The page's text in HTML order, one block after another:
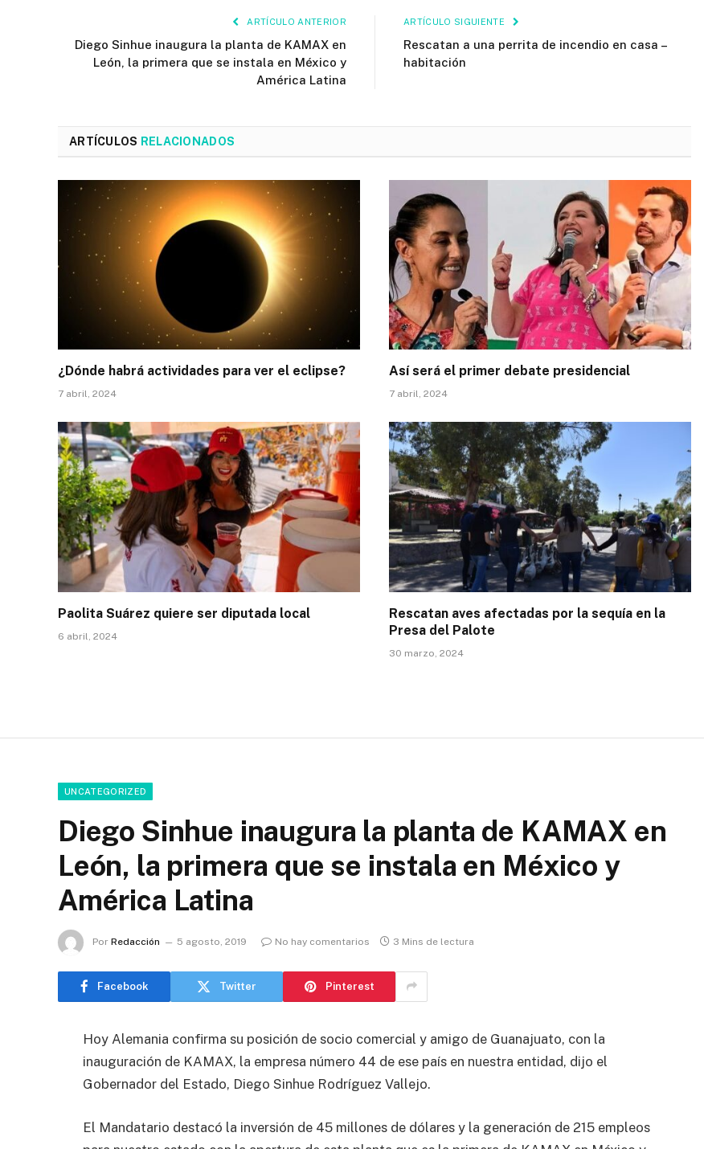
ARTÍCULO ANTERIOR
Diego Sinhue inaugura la planta de KAMAX en
León, la primera que se instala en México y
América Latina
ARTÍCULO SIGUIENTE
Rescatan a una perrita de incendio en casa –
habitación
ARTÍCULOS RELACIONADOS
¿Dónde habrá actividades para ver el eclipse?
7 abril, 2024
Así será el primer debate presidencial
7 abril, 2024
Paolita Suárez quiere ser diputada local
6 abril, 2024
Rescatan aves afectadas por la sequía en la
Presa del Palote
30 marzo, 2024
UNCATEGORIZED
Diego Sinhue inaugura la planta de KAMAX en
León, la primera que se instala en México y
América Latina
Por Redacción 5 agosto, 2019 No hay comentarios 3 Mins de lectura
Facebook Twitter Pinterest
Hoy Alemania confirma su posición de socio comercial y amigo de Guanajuato, con la
inauguración de KAMAX, la empresa número 44 de ese país en nuestra entidad, dijo el
Gobernador del Estado, Diego Sinhue Rodríguez Vallejo.
El Mandatario destacó la inversión de 45 millones de dólares y la generación de 215 empleos